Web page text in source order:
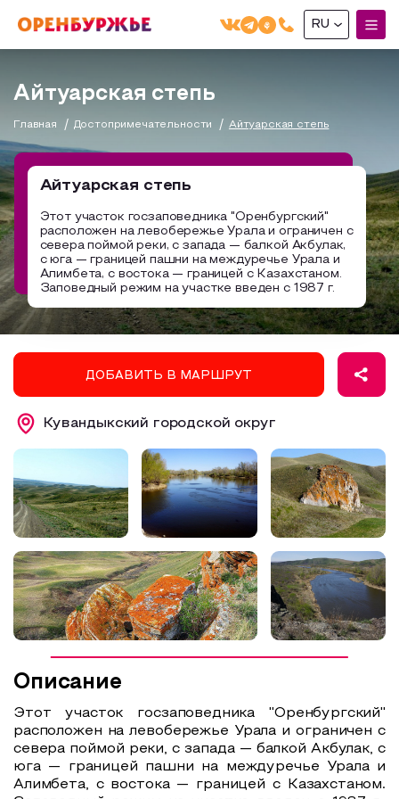
О РЕГИОНЕ
О регионе
Бузулук и Бузулукский район
Соль-Илецкий район
Саракташский район
МОЙ МАРШРУТ
Маршруты от туроператоров
Промышленный туризм
Пешеходный туризм
Сельский туризм
Образовательный туризм
Аттестованные экскурсоводы
Маршруты от экскурсоводов
Все маршруты
Доступная среда
ГДЕ ПОЕСТЬ
ГДЕ ОСТАНОВИТЬСЯ
СУВЕНИРЫ
НАЦИОНАЛЬНЫЙ ТУРИСТСКИЙ МАРШРУТ
RU
Русский(RU)
Айтуарская степь
Главная Достопримечательности Айтуарская степь
Айтуарская степь
Этот участок госзаповедника "Оренбургский"
расположен на левобережье Урала и ограничен с
севера поймой реки, с запада — балкой Акбулак,
с юга — границей пашни на междуречье Урала и
Алимбета, с востока — границей с Казахстаном.
Заповедный режим на участке введен с 1987 г.
ДОБАВИТЬ В МАРШРУТ
Кувандыкский городской округ
Описание
Этот участок госзаповедника "Оренбургский"
расположен на левобережье Урала и ограничен с
севера поймой реки, с запада — балкой Акбулак, с
юга — границей пашни на междуречье Урала и
Алимбета, с востока — границей с Казахстаном.